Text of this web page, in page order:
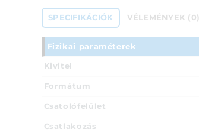
SPECIFIKÁCIÓK VÉLEMÉNYEK (0)
Fizikai paraméterek
Kivitel
Formátum
Csatolófelület
Csatlakozás